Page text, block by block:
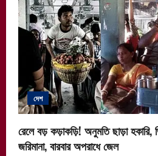
দেশ
রেলে বড় কড়াকড়ি! অনুমতি ছাড়া হকারি,
জরিমানা, বারবার অপরাধে জেল